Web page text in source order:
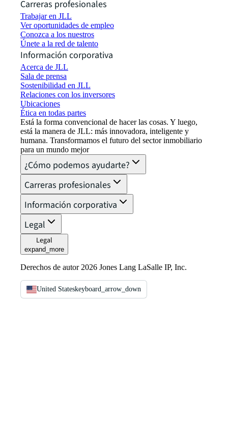
Carreras profesionales
Trabajar en JLL
Ver oportunidades de empleo
Conozca a los nuestros
Únete a la red de talento
Información corporativa
Acerca de JLL
Sala de prensa
Sostenibilidad en JLL
Relaciones con los inversores
Ubicaciones
Ética en todas partes
Está la forma convencional de hacer las cosas. Y luego,
está la manera de JLL: más innovadora, inteligente y
humana. Transformamos el futuro del sector inmobiliario
para un mundo mejor
¿Cómo podemos ayudarte?
Carreras profesionales
Información corporativa
Legal
Legal
expand_more
Derechos de autor 2026 Jones Lang LaSalle IP, Inc.
United Stateskeyboard_arrow_down